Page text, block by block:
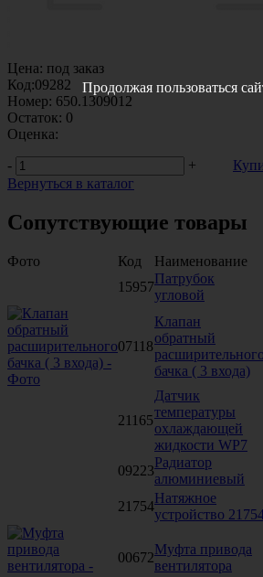
Цена: под заказ
Код:09282
Номер: 650.1309012
Остаток: 0
Оценка:
-
+
Вернуться в каталог
Сопутствующие товары
Фото Код Наименование
15957
Патрубок
угловой
07118
Клапан
обратный
расширительного
бачка ( 3 входа)
21165
Датчик
температуры
охлаждающей
жидкости WP7
09223
Радиатор
алюминиевый
21754
Натяжное
устройство
00672
Муфта привода
вентилятора
Продолжая пользоваться